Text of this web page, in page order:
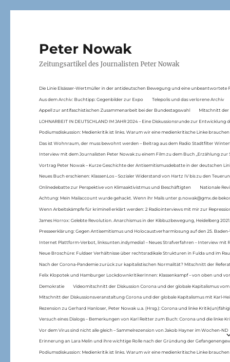
Peter Nowak
Zeitungsartikel des Journalisten Peter Nowak
Die Linie Elsässer-Wertmüller in der antideutschen Bewegung und eine unbeantwortete
Aus dem Archiv: Buchtipp: Gegenbilder zur Expo Telepolis und das verlorene Archiv
Appell zur antifaschistischen Zusammenarbeit bei der Bundestagswahl Mitschnitt der
LOHNARBEIT IN DEUTSCHLAND IM JAHR 2024 – Eine Diskussionsrunde zur Entwicklung
Podiumsdiskussion: Medienkritik ist links. Warum wir eine medienkritische Linke
Das ist Wohnraum, der muss bewohnt werden – Beitrag aus dem Radio Stadtfilter
Interview mit dem Journalisten Peter Nowak zu einem Film zu dem Buch „Erzählung zur
Vortrag Peter Nowak – Kurze Geschichte der Antisemitismusdebatte in der deutschen
Neues Buch erschienen: KlassenLos – Sozialer Widerstand von Hartz IV bis zu den
Onlinedebatte zur Perspektive von Klimaaktivistmus und Beschäftigten Nationale
Achtung: Mein Mailaccount wurde gehackt. Wenn ihr Mails unter p.nowak@gmx.de
Wenn Arbeitskämpfe für kriminell erklärt werden: 2 Radiointerviews mit mir zur
James Horrox: Gelebte Revolution. Anarchismus in der Kibbuzbewegung, Heidelberg
Presseerklärung: Gegen Antisemitismus und Holocaustverharmlosung auf den 25.
Internet Plattform-Verbot, linksunten.indymedia1 – Neues Strafverfahren – Interview mit
Neue Broschüre: Fuldaer Verhältnisse über rechtsradikale Strukturen in Fulda und im
Nach der Corona-Pandemie zurück zur kapitalistischen Normalität? Mitschnitt der
Felix Klopotek und Hamburger LockdownkritikerInnen: Klassenkampf – von oben und
Demokratie Videomitschnitt der Diskussion Corona und der globale Kapitalismus
Mitschnitt der Diskussionsveranstaltung Corona und der globale Kapitalismus mit Karl-
Rezension zu Gerhard Hanloser, Peter Nowak u.a. (Hrsg.): Corona und linke
Versuch eines Dialogs – Bemerkungen von Karl Reitter zum Buch: Corona und die linke
Vor dem Virus sind nicht alle gleich – Sammelrezension von Jakob Hayner im Wochen-ND
Erinnerung an Lara Melin und ihre wichtige Rolle nach der Gründung der
Podiumsdiskussion: Medienkritik ist links. Warum wir eine medienkritische Linke